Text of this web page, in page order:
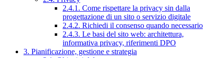
2.4.1. Come rispettare la privacy sin dalla
progettazione di un sito o servizio digitale
2.4.2. Richiedi il consenso quando necessario
2.4.3. Le basi del sito web: architettura,
informativa privacy, riferimenti DPO
3. Pianificazione, gestione e strategia